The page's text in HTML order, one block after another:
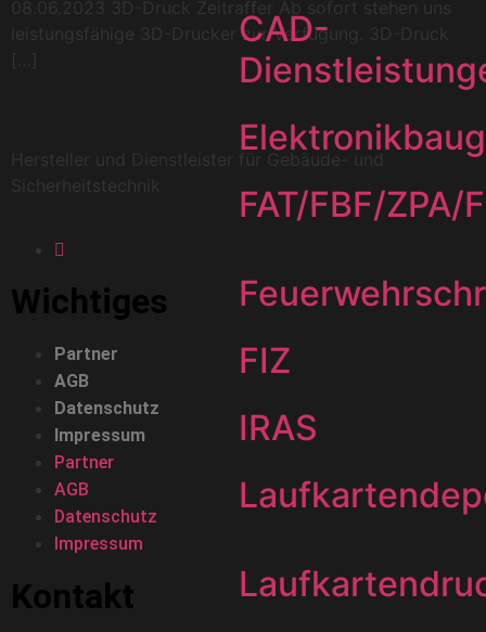
CAD-
FAT/FBF/ZPA/
FIZ
IRAS
08.06.2023 3D-Druck Zeitraffer Ab sofort stehen uns
leistungsfähige 3D-Drucker zur Verfügung. 3D-Druck
Hersteller und Dienstleister für Gebäude- und
Sicherheitstechnik
Wichtiges
Partner
AGB
Datenschutz
Impressum
Partner
AGB
Datenschutz
Impressum
Kontakt